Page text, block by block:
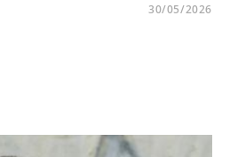
30/05/2026